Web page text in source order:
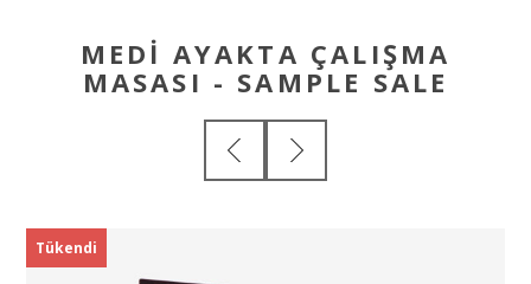
MEDI AYAKTA ÇALIŞMA
MASASI - SAMPLE SALE
Tükendi